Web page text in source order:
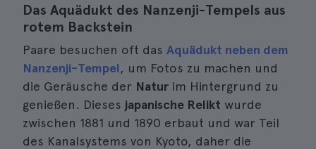
Das Aquädukt des Nanzenji-Tempels aus
rotem Backstein
Paare besuchen oft das Aquädukt neben dem
Nanzenji-Tempel, um Fotos zu machen und
die Geräusche der Natur im Hintergrund zu
genießen. Dieses japanische Relikt wurde
zwischen 1881 und 1890 erbaut und war Teil
des Kanalsystems von Kyoto, daher die